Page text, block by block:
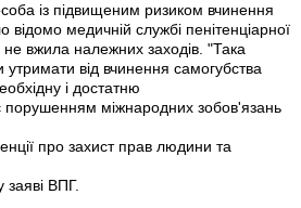
із підвищеним ризиком вчинення
медичній службі пенітенціарної
вжила належних заходів. "Така
від вчинення самогубства
і достатню
порушенням міжнародних зобов'язань
про захист прав людини та
заяві ВПГ.